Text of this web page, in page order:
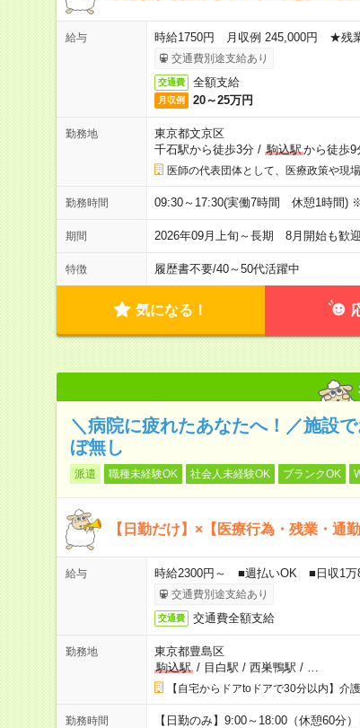
給与 時給1750円 月収例 245,000円 ★残業
交通費別途支給あり
交通費 全額支給
月収例 20～25万円
勤務地
東京都文京区
千石駅から徒歩3分/ 駒込駅から徒歩9
医師の代表団体として、医療政策や現
勤務時間 09:30～17:30(実働7時間 休憩1時間)
期間 2026年09月上旬～長期 8月開始も歓
特徴 履歴書不要/40～50代活躍中
気になる！
＼病院に疲れたあなたへ！／施設
ぼ無し
派遣 職種未経験OK 社会人未経験OK ブランクOK
【日勤だけ】×【医療行為・残業・通
給与 時給2300円～ ■週払いOK ■日収1万
交通費別途支給あり
交通費 交通費全額支給
勤務地
東京都豊島区
駒込駅/ 目白駅 / 西巣鴨駅 /
【自宅からドアtoドアで30分以内】介
勤務時間
【日勤のみ】9:00～18:00（休憩60分